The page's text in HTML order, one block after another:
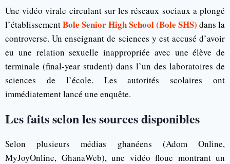
Une vidéo virale circulant sur les réseaux sociaux a plongé
l’établissementBole Senior High School (Bole SHS) dans la
controverse. Un enseignant de sciences y est accusé d’avoir
eu une relation sexuelle inappropriée avec une élève de
terminale (final-year student) dans l’un des laboratoires de
sciences de l’école. Les autorités scolaires ont
immédiatement lancé une enquête.
Les faits selon les sources disponibles
Selon plusieurs médias ghanéens (Adom Online,
MyJoyOnline, GhanaWeb), une vidéo floue montrant un